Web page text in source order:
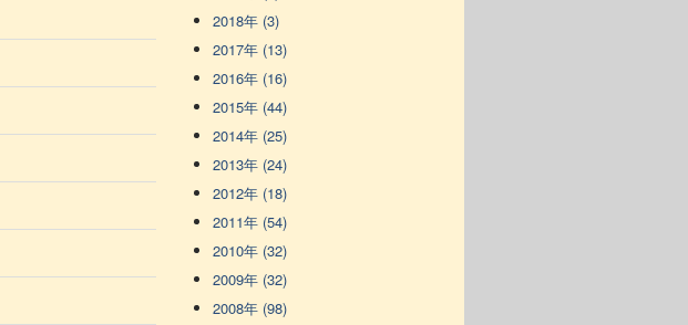
2018年 (3)
2017年 (13)
2016年 (16)
2015年 (44)
2014年 (25)
2013年 (24)
2012年 (18)
2011年 (54)
2010年 (32)
2009年 (32)
2008年 (98)